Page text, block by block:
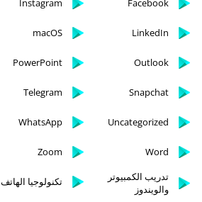
Facebook
Instagram
LinkedIn
macOS
Outlook
PowerPoint
Snapchat
Telegram
Uncategorized
WhatsApp
Word
Zoom
تدريب الكمبيوتر
والويندوز
تكنولوجيا الهاتف